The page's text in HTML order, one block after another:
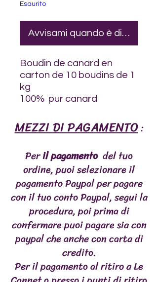
Esaurito
Avvisami quando è disponibile
Boudin de canard en
carton de 10 boudins de 1
kg
100% pur canard
MEZZI DI PAGAMENTO:
Peril pagamento del tuo
ordine, puoi selezionare il
pagamento Paypal per pagare
con il tuo conto Paypal, segui la
procedura, poi prima di
confermare puoi pagare sia con
paypal che anche con carta di
credito.
Per il pagamento al ritiro a Le